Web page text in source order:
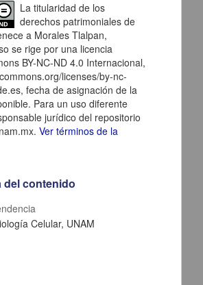
extracelular en la diferenciacion de
La titularidad de los
derechos patrimoniales de
a Morales Tlalpan,
se rige por una licencia
BY-NC-ND 4.0 Internacional,
licenses/by-nc-
fecha de asignación de la
Para un uso diferente
jurídico del repositorio
Ver términos de la
del contenido
Celular, UNAM